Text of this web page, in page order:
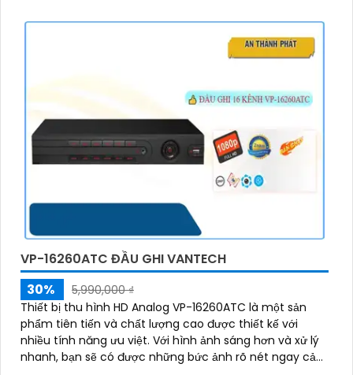
VP-16260ATC ĐẦU GHI VANTECH
30%
5,990,000 ₫
Thiết bị thu hình HD Analog VP-16260ATC là một sản
phẩm tiên tiến và chất lượng cao được thiết kế với
nhiều tính năng ưu việt. Với hình ảnh sáng hơn và xử lý
nhanh, bạn sẽ có được những bức ảnh rõ nét ngay cả